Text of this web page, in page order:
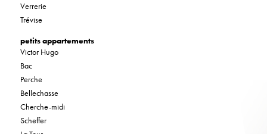
Verrerie
Trévise
petits appartements
Victor Hugo
Bac
Perche
Bellechasse
Cherche-midi
Scheffer